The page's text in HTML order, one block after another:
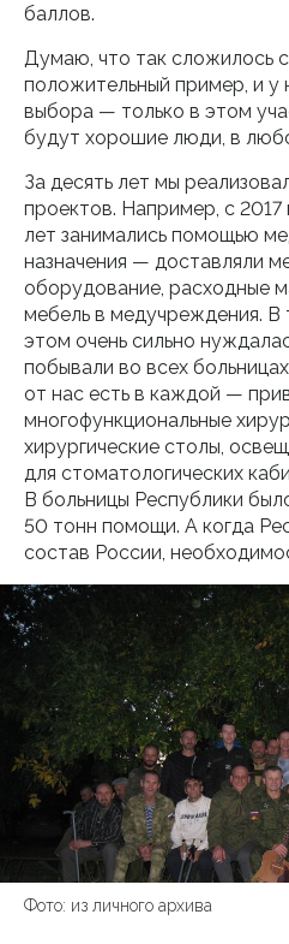
баллов.
Думаю, что так сложилось
положительный пример, и у
выбора — только в этом
будут хорошие люди, в
За десять лет мы
проектов. Например, с 2017
лет занимались помощью
назначения — доставляли
оборудование, расходные
мебель в медучреждения. В
этом очень сильно
побывали во всех
от нас есть в каждой —
многофункциональные
хирургические столы,
для стоматологических
В больницы Республики
50 тонн помощи. А когда
состав России,
Фото: из личного архива